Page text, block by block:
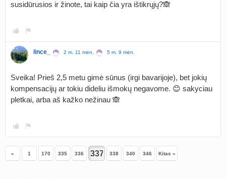
susidūrusios ir žinote, tai kaip čia yra ištikrųjų?🙈
lince_ 2 m. 11 mėn. 5 m. 9 mėn.
Sveika! Prieš 2,5 metu gimė sūnus (irgi bavarijoje), bet jokių
kompensacijų ar tokiu dideliu išmokų negavome. 😊 sakyciau
pletkai, arba aš kažko nežinau 🙈
« 1 170 335 336 338 340 346 Kitas »